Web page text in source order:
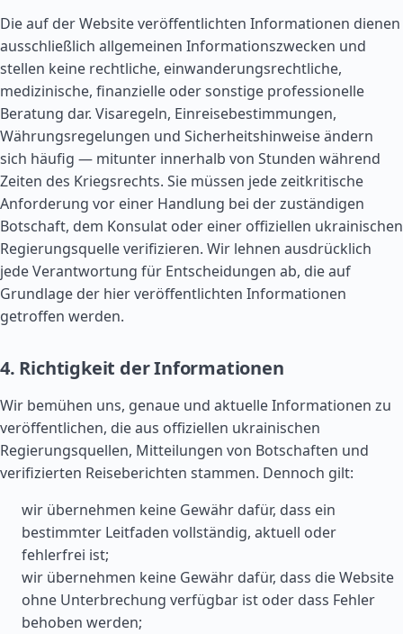
Die auf der Website veröffentlichten Informationen dienen
ausschließlich allgemeinen Informationszwecken und
stellen keine rechtliche, einwanderungsrechtliche,
medizinische, finanzielle oder sonstige professionelle
Beratung dar. Visaregeln, Einreisebestimmungen,
Währungsregelungen und Sicherheitshinweise ändern
sich häufig — mitunter innerhalb von Stunden während
Zeiten des Kriegsrechts. Sie müssen jede zeitkritische
Anforderung vor einer Handlung bei der zuständigen
Botschaft, dem Konsulat oder einer offiziellen ukrainischen
Regierungsquelle verifizieren. Wir lehnen ausdrücklich
jede Verantwortung für Entscheidungen ab, die auf
Grundlage der hier veröffentlichten Informationen
getroffen werden.
4. Richtigkeit der Informationen
Wir bemühen uns, genaue und aktuelle Informationen zu
veröffentlichen, die aus offiziellen ukrainischen
Regierungsquellen, Mitteilungen von Botschaften und
verifizierten Reiseberichten stammen. Dennoch gilt:
wir übernehmen keine Gewähr dafür, dass ein
bestimmter Leitfaden vollständig, aktuell oder
fehlerfrei ist;
wir übernehmen keine Gewähr dafür, dass die Website
ohne Unterbrechung verfügbar ist oder dass Fehler
behoben werden;